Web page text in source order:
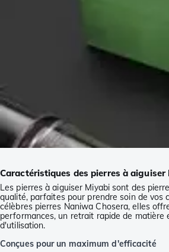
Caractéristiques des pierres à aiguiser
Les pierres à aiguiser Miyabi sont des
qualité, parfaites pour prendre soin de vos
célèbres pierres Naniwa Chosera, elles
performances, un retrait rapide de matière
d'utilisation.
Conçues pour un maximum d'efficacité